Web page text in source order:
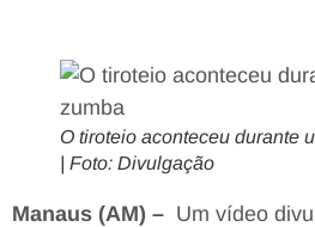
O tiroteio aconteceu durante
| Foto: Divulgação
Manaus (AM) – Um vídeo